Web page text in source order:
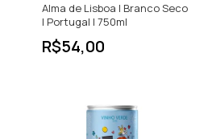
Alma de Lisboa | Branco Seco
| Portugal | 750ml
R$54,00